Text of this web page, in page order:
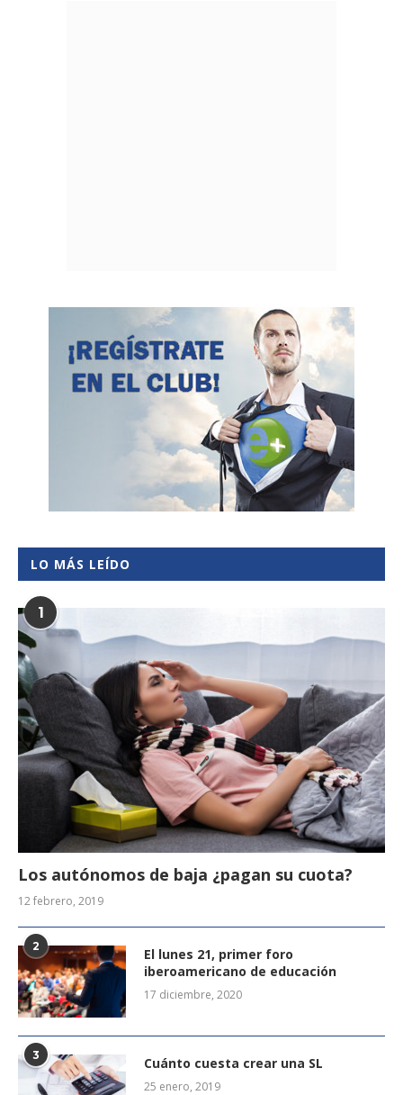
LO MÁS LEÍDO
1
Los autónomos de baja ¿pagan su cuota?
12 febrero, 2019
2
El lunes 21, primer foro
iberoamericano de educación
17 diciembre, 2020
3 Cuánto cuesta crear una SL
25 enero, 2019